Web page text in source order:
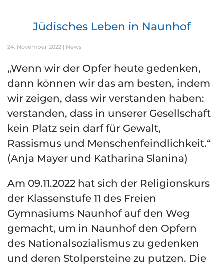
Jüdisches Leben in Naunhof
24. November 2022 | News
„Wenn wir der Opfer heute gedenken,
dann können wir das am besten, indem
wir zeigen, dass wir verstanden haben:
verstanden, dass in unserer Gesellschaft
kein Platz sein darf für Gewalt,
Rassismus und Menschenfeindlichkeit.“
(Anja Mayer und Katharina Slanina)
Am 09.11.2022 hat sich der Religionskurs
der Klassenstufe 11 des Freien
Gymnasiums Naunhof auf den Weg
gemacht, um in Naunhof den Opfern
des Nationalsozialismus zu gedenken
und deren Stolpersteine zu putzen. Die